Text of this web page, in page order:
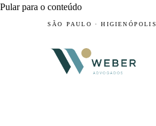
Pular para o conteúdo
SÃO PAULO · HIGIENÓPOLIS